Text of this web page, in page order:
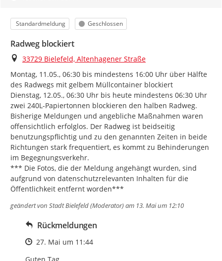
Kategorie
Standardmeldung Status
Geschlossen
Radweg blockiert
Ort
33729 Bielefeld, Altenhagener Straße
Montag, 11.05., 06:30 bis mindestens 16:00 Uhr über Hälfte
des Radwegs mit gelbem Müllcontainer blockiert
Dienstag, 12.05., 06:30 Uhr bis heute mindestens 06:30 Uhr
zwei 240L-Papiertonnen blockieren den halben Radweg.
Bisherige Meldungen und angebliche Maßnahmen waren
offensichtlich erfolglos. Der Radweg ist beidseitig
benutzungspflichtig und zu den genannten Zeiten in beide
Richtungen stark frequentiert, es kommt zu Behinderungen
im Begegnungsverkehr.
*** Die Fotos, die der Meldung angehängt wurden, sind
aufgrund von datenschutzrelevanten Inhalten für die
Öffentlichkeit entfernt worden***
geändert von Stadt Bielefeld (Moderator)am 13. Mai um 12:10
Rückmeldungen
Zeitpunkt des Erstellens
27. Mai um 11:44